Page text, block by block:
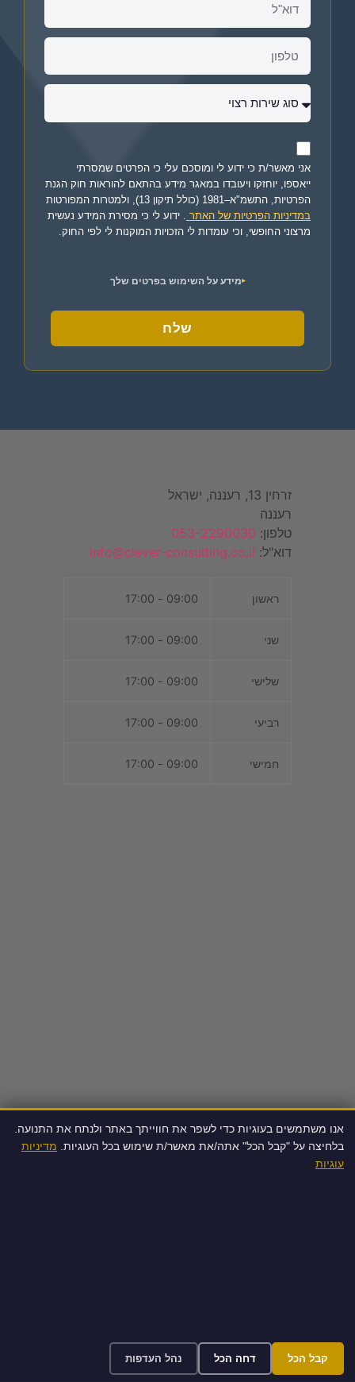
אני מאשר/ת כי ידוע לי ומוסכם עלי כי הפרטים שמסרתי
ייאספו, יוחזקו ויעובדו במאגר מידע בהתאם להוראות חוק הגנת
הפרטיות, התשמ"א–1981 (כולל תיקון 13), ולמטרות המפורטות
במדיניות הפרטיות של האתר
. ידוע לי כי מסירת המידע נעשית
מרצוני החופשי, וכי עומדות לי הזכויות המוקנות לי לפי החוק.
מידע על השימוש בפרטים שלך
שלח
זרחין 13, רעננה, ישראל
רעננה
טלפון: 053-2290030
דוא"ל: info@clever-consulting.co.il
ראשון 09:00 - 17:00
שני 09:00 - 17:00
שלישי 09:00 - 17:00
רביעי 09:00 - 17:00
חמישי 09:00 - 17:00
אנו משתמשים בעוגיות כדי לשפר את חווייתך באתר ולנתח את התנועה.
בלחיצה על "קבל הכל" אתה/את מאשר/ת שימוש בכל העוגיות. מדיניות
עוגיות
קבל הכל דחה הכל נהל העדפות